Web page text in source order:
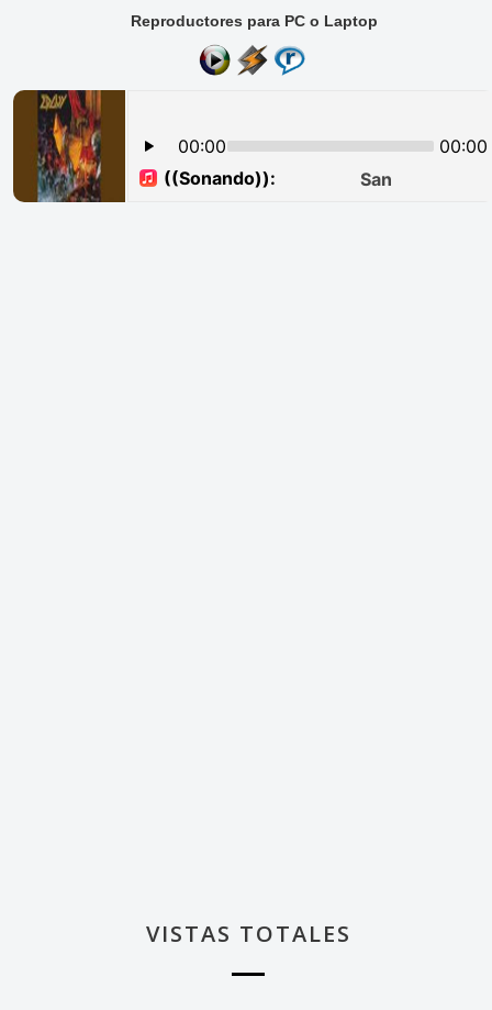
Reproductores para PC o Laptop
VISTAS TOTALES